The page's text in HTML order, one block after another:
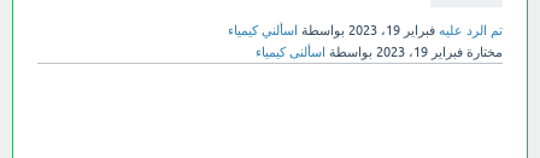
تم الرد عليه فبراير 19، 2023 بواسطة اسألني كيمياء
مختارة فبراير 19، 2023 بواسطة اسألنى كيمياء